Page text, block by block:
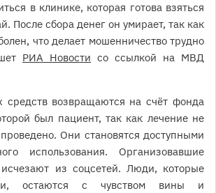
в клинике, которая готова взяться
После сбора денег он умирает, так как
что делает мошенничество трудно
РИА Новости со ссылкой на МВД
средств возвращаются на счёт фонда
был пациент, так как лечение не
Они становятся доступными
использования. Организовавшие
из соцсетей. Люди, которые
остаются с чувством вины и